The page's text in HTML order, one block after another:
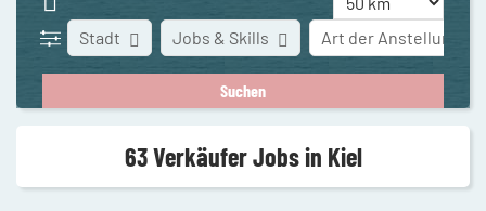
Stadt Art der Anstellung
Jobs & Skills
63 Verkäufer Jobs in Kiel